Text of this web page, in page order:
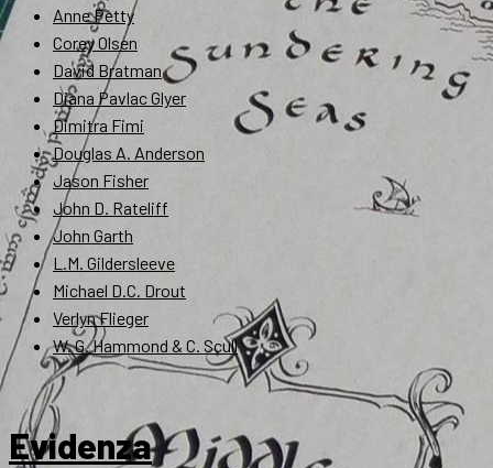
Anne Petty
Corey Olsen
David Bratman
Diana Pavlac Glyer
Dimitra Fimi
Douglas A. Anderson
Jason Fisher
John D. Rateliff
John Garth
L.M. Gildersleeve
Michael D.C. Drout
Verlyn Flieger
W. G. Hammond & C. Scull
Evidenza